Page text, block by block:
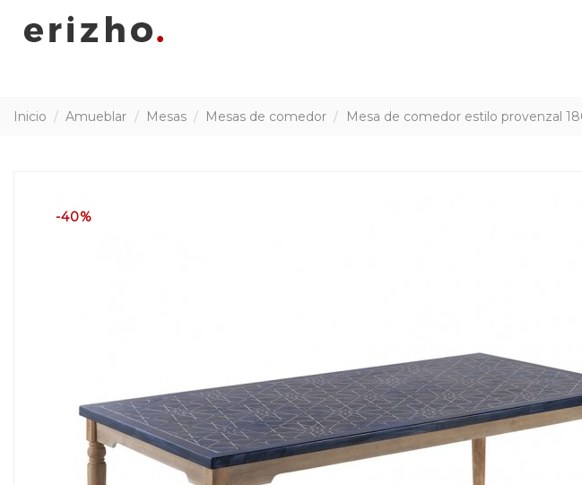
Inicio Amueblar Mesas Mesas de comedor Mesa de comedor estilo provenzal
-40%